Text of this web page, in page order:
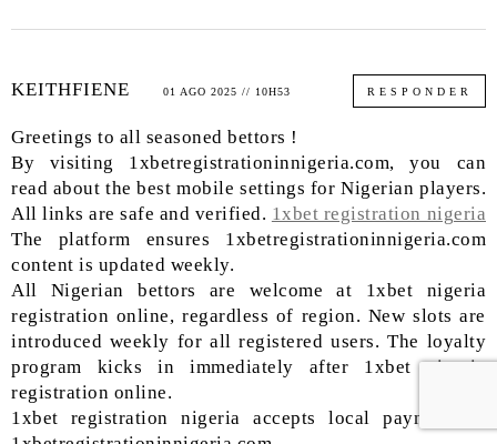
KEITHFIENE 01 AGO 2025 // 10H53 RESPONDER
Greetings to all seasoned bettors !
By visiting 1xbetregistrationinnigeria.com, you can
read about the best mobile settings for Nigerian players.
All links are safe and verified. 1xbet registration nigeria
The platform ensures 1xbetregistrationinnigeria.com
content is updated weekly.
All Nigerian bettors are welcome at 1xbet nigeria
registration online, regardless of region. New slots are
introduced weekly for all registered users. The loyalty
program kicks in immediately after 1xbet nigeria
registration online.
1xbet registration nigeria accepts local payments –